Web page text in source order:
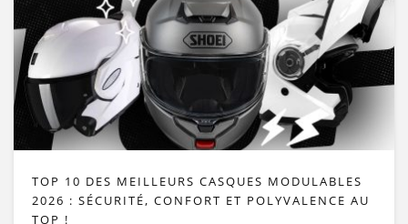
TOP 10 DES MEILLEURS CASQUES MODULABLES
2026 : SÉCURITÉ, CONFORT ET POLYVALENCE AU
TOP !